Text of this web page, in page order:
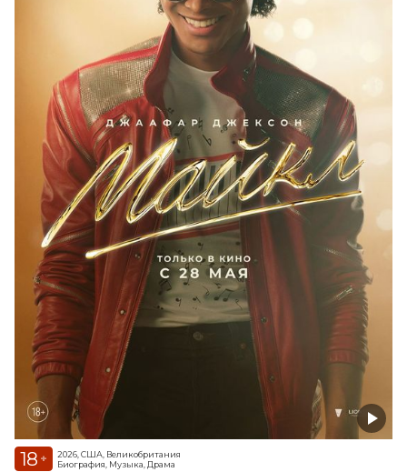
18 +
2026, США, Великобритания
Биография, Музыка, Драма